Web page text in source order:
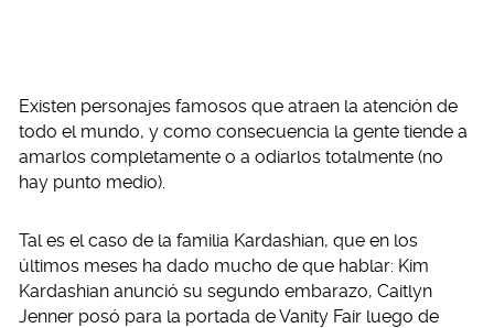
Existen personajes famosos que atraen la atención de
todo el mundo, y como consecuencia la gente tiende a
amarlos completamente o a odiarlos totalmente (no
hay punto medio).
Tal es el caso de la familia Kardashian, que en los
últimos meses ha dado mucho de que hablar: Kim
Kardashian anunció su segundo embarazo, Caitlyn
Jenner posó para la portada de Vanity Fair luego de